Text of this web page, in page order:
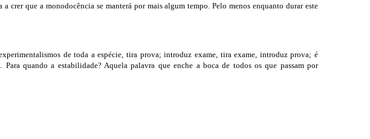
crer que a monodocência se manterá por mais algum tempo. Pelo menos enquanto durar este
de toda a espécie, tira prova; introduz exame, tira exame, introduz prova; é
quando a estabilidade? Aquela palavra que enche a boca de todos os que passam por